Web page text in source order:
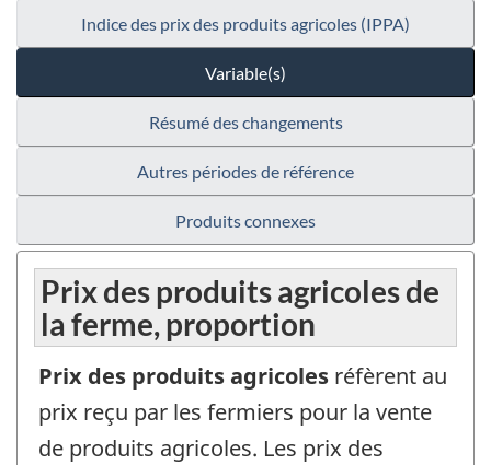
Indice des prix des produits agricoles (IPPA)
Variable(s)
Résumé des changements
Autres périodes de référence
Produits connexes
Prix des produits agricoles de
la ferme, proportion
Prix des produits agricoles réfèrent au
prix reçu par les fermiers pour la vente
de produits agricoles. Les prix des